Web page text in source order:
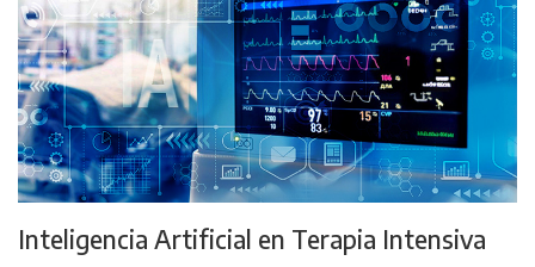
Inteligencia Artificial en Terapia Intensiva